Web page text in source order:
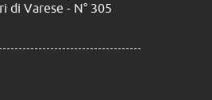
di Varese - N° 305